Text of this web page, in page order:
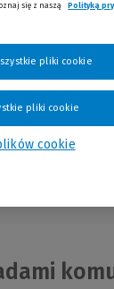
się z naszą
Polityką
cookie
pliki cookie
pliki cookie